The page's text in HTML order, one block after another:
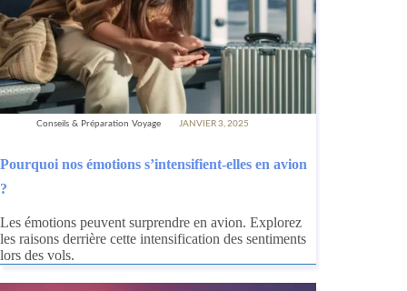
Conseils & Préparation Voyage JANVIER 3, 2025
Pourquoi nos émotions s’intensifient-elles en avion
?
Les émotions peuvent surprendre en avion. Explorez
les raisons derrière cette intensification des sentiments
lors des vols.